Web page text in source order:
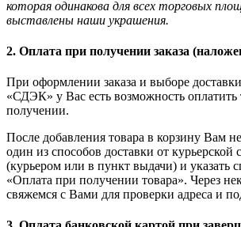
которая одинакова для всех торговых
выставлены наши украшения.
2. Оплата при получении заказа
При оформлении заказа и выборе
«СДЭК» у Вас есть возможность оплатить
получении.
После добавления товара в корзину Вам
один из способов доставки от
(курьером или в пункт выдачи) и указать
«Оплата при получении товара». Через
свяжемся с Вами для проверки адреса и